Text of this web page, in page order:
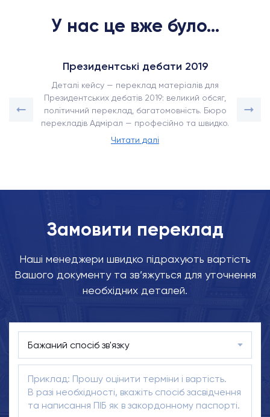
У нас це вже було...
Президентські дебати 2019
Деталі кейсу — переклад матеріалів для
Президентських дебатів 2019: великий обсяг,
політичний переклад, багатомовність. Бюро
перекладів Адмірал — професійно та швидко.
Читати далі
Замовити переклад
Наші менеджери швидко підрахують вартість
Вашого документу та зв’яжуться для уточнення
необхідних деталей.